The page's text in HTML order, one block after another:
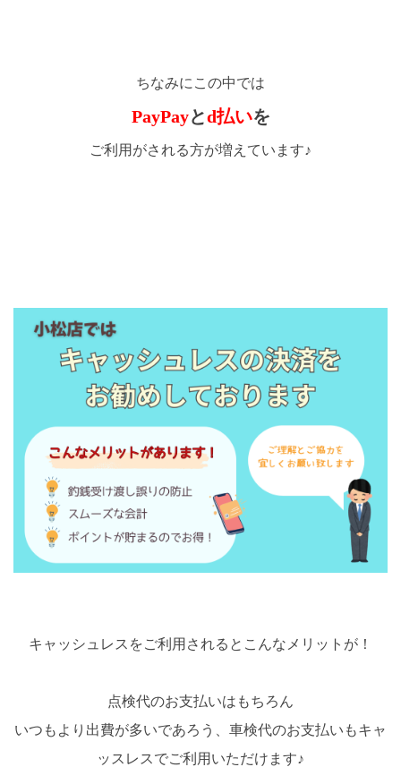
ちなみにこの中では
PayPayとd払いを
ご利用がされる方が増えています♪
キャッシュレスをご利用されるとこんなメリットが！
点検代のお支払いはもちろん
いつもより出費が多いであろう、車検代のお支払いもキャ
ッスレスでご利用いただけます♪